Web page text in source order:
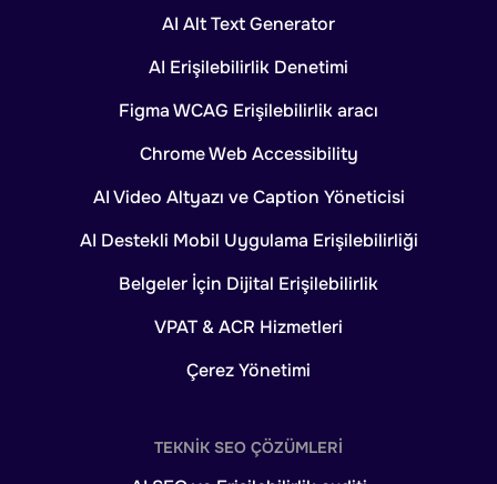
AI Alt Text Generator
AI Erişilebilirlik Denetimi
Figma WCAG Erişilebilirlik aracı
Chrome Web Accessibility
AI Video Altyazı ve Caption Yöneticisi
AI Destekli Mobil Uygulama Erişilebilirliği
Belgeler İçin Dijital Erişilebilirlik
VPAT & ACR Hizmetleri
Çerez Yönetimi
TEKNIK SEO ÇÖZÜMLERI